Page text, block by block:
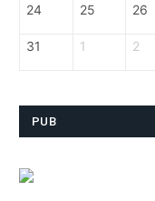
24 25 26
31 1 2
PUB